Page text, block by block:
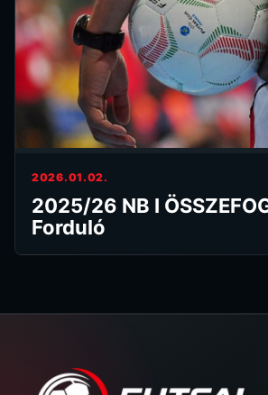
2026.01.02.
2025/26 NB I
Forduló